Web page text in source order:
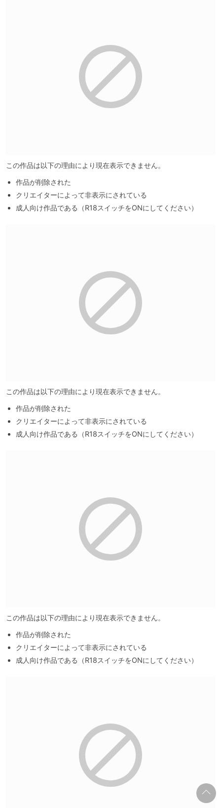
この作品は以下の理由により現在表示できません。
作品が削除された
クリエイターによって非表示にされている
成人向け作品である（R18スイッチをONにしてください）
この作品は以下の理由により現在表示できません。
作品が削除された
クリエイターによって非表示にされている
成人向け作品である（R18スイッチをONにしてください）
この作品は以下の理由により現在表示できません。
作品が削除された
クリエイターによって非表示にされている
成人向け作品である（R18スイッチをONにしてください）